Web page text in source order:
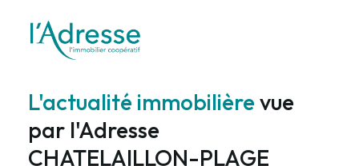
L'actualité immobilièrevue
par l'Adresse
CHATELAILLON-PLAGE